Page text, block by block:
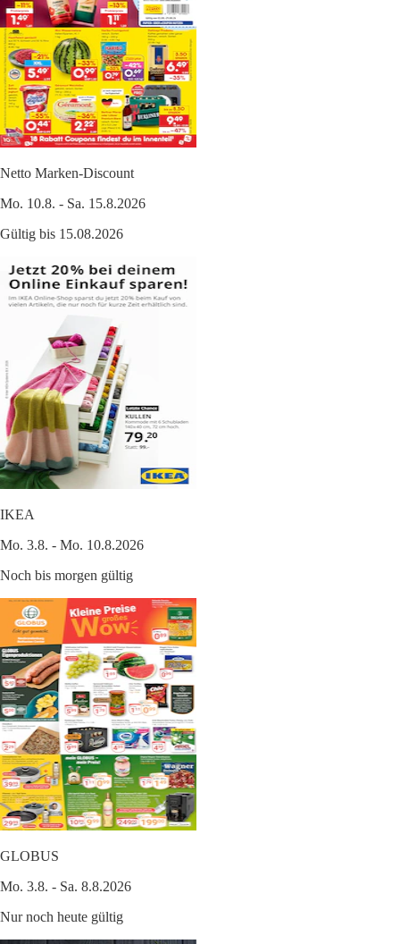
Netto Marken-Discount
Mo. 10.8. - Sa. 15.8.2026
Gültig bis 15.08.2026
IKEA
Mo. 3.8. - Mo. 10.8.2026
Noch bis morgen gültig
GLOBUS
Mo. 3.8. - Sa. 8.8.2026
Nur noch heute gültig